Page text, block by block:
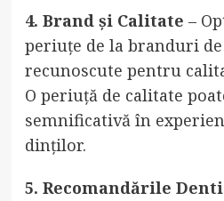
4. Brand și Calitate –
periuțe de la branduri
recunoscute pentru
O periuță de calitate
semnificativă în
dinților.
5. Recomandările